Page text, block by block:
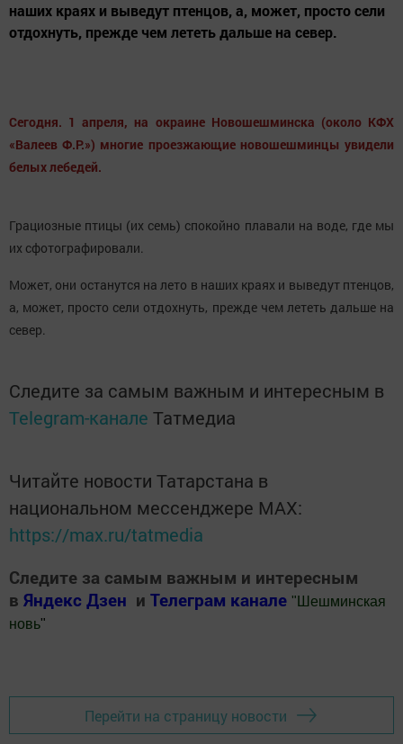
наших краях и выведут птенцов, а, может, просто сели
отдохнуть, прежде чем лететь дальше на север.
Сегодня. 1 апреля, на окраине Новошешминска (около КФХ
«Валеев Ф.Р.») многие проезжающие новошешминцы увидели
белых лебедей.
Грациозные птицы (их семь) спокойно плавали на воде, где мы
их сфотографировали.
Может, они останутся на лето в наших краях и выведут птенцов,
а, может, просто сели отдохнуть, прежде чем лететь дальше на
север.
Следите за самым важным и интересным в
Telegram-канале Татмедиа
Читайте новости Татарстана в
национальном мессенджере MАХ:
https://max.ru/tatmedia
Следите за самым важным и интересным
в Яндекс Дзен и Телеграм канале " Шешминская
новь"
Перейти на страницу новости